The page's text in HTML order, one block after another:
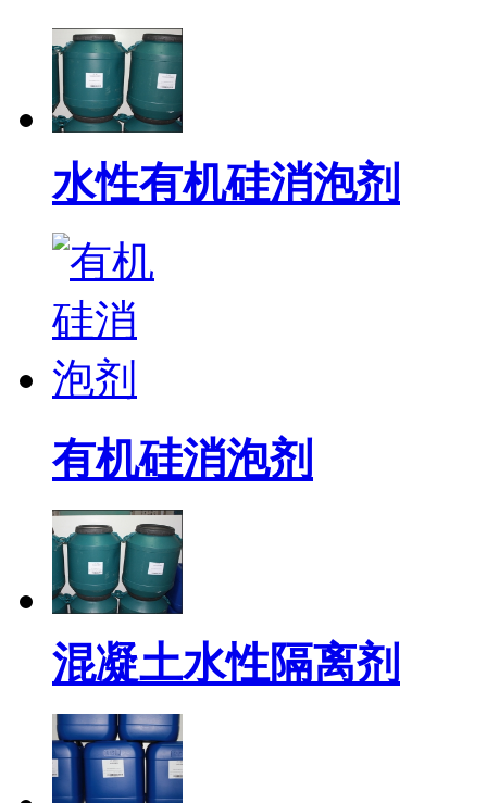
水性有机硅消泡剂
有机硅消泡剂
混凝土水性隔离剂